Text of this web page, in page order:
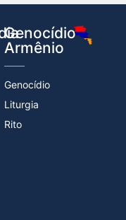
Genocídio
Armênio
Genocídio
Liturgia
Rito